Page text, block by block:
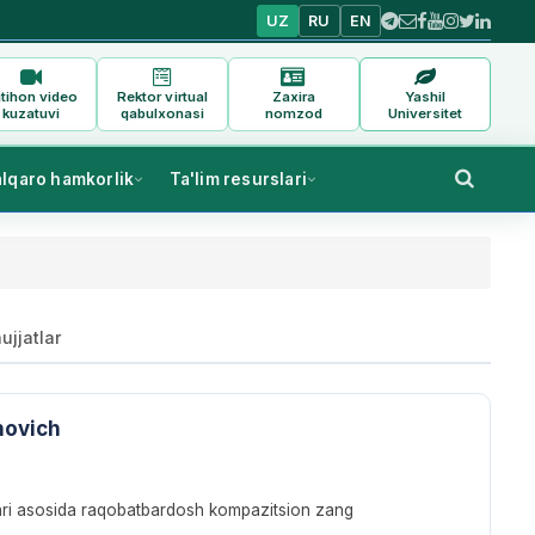
UZ RU EN
video
kuzatuvi
Rektor virtual
qabulxonasi
Zaxira
nomzod
Yashil
Universitet
hamkorlik Ta'lim resurslari
asosida raqobatbardosh kompazitsion zang